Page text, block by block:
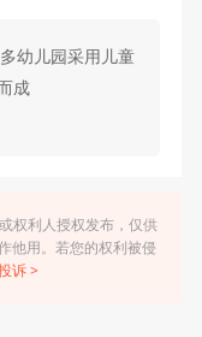
幼儿园采用儿童
成
权利人授权发布，仅供
他用。若您的权利被侵
诉 >